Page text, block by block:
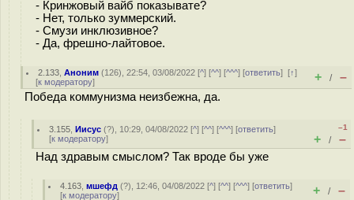
- Кринжовый вайб показывате?
- Нет, только зуммерский.
- Смузи инклюзивное?
- Да, фрешно-лайтовое.
2.133 ,Аноним (126), 22:54, 03/08/2022 [^] [^^] [^^^] [ответить][↑]
[к модератору] + / –
Победа коммунизма неизбежна, да.
3.155 ,Иисус (?), 10:29, 04/08/2022 [^] [^^] [^^^] [ответить]
[к модератору]
–1
+ / –
Над здравым смыслом? Так вроде бы уже
4.163 ,мшефд (?), 12:46, 04/08/2022 [^] [^^] [^^^] [ответить]
[к модератору] + / –